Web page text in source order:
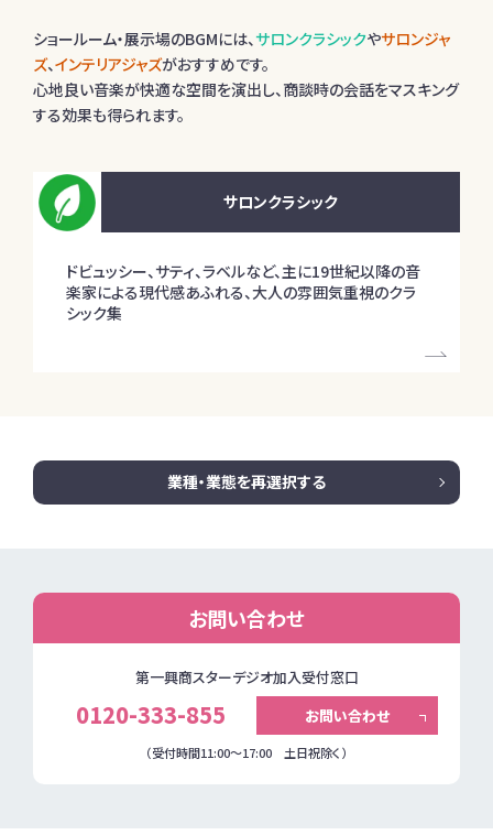
ショールーム・展示場のBGMには、サロンクラシックやサロンジャ
ズ、インテリアジャズがおすすめです。
心地良い音楽が快適な空間を演出し、商談時の会話をマスキング
する効果も得られます。
サロンクラシック
ドビュッシー、サティ、ラベルなど、主に19世紀以降の音
楽家による現代感あふれる、大人の雰囲気重視のクラ
シック集
業種・業態を再選択する
お問い合わせ
第一興商スターデジオ加入受付窓口
0120-333-855 お問い合わせ
（受付時間11:00～17:00 土日祝除く）